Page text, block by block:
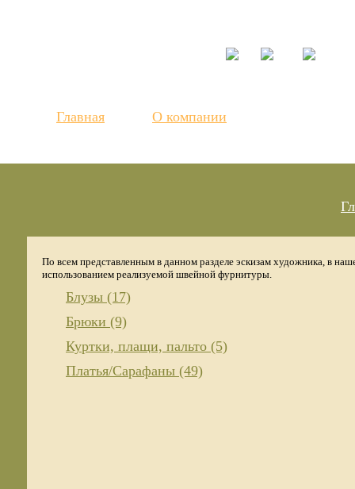
Главная О компании
По всем представленным в данном разделе эскизам художника, в
использованием реализуемой швейной фурнитуры.
Блузы (17)
Брюки (9)
Куртки, плащи, пальто (5)
Платья/Сарафаны (49)